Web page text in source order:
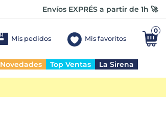
Envíos EXPRÉS a partir de 1h 🚀
Mis pedidos Mis favoritos
0
Novedades Top Ventas La Sirena